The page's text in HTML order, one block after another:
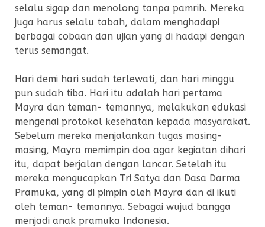
selalu sigap dan menolong tanpa pamrih. Mereka
juga harus selalu tabah, dalam menghadapi
berbagai cobaan dan ujian yang di hadapi dengan
terus semangat.
Hari demi hari sudah terlewati, dan hari minggu
pun sudah tiba. Hari itu adalah hari pertama
Mayra dan teman- temannya, melakukan edukasi
mengenai protokol kesehatan kepada masyarakat.
Sebelum mereka menjalankan tugas masing-
masing, Mayra memimpin doa agar kegiatan dihari
itu, dapat berjalan dengan lancar. Setelah itu
mereka mengucapkan Tri Satya dan Dasa Darma
Pramuka, yang di pimpin oleh Mayra dan di ikuti
oleh teman- temannya. Sebagai wujud bangga
menjadi anak pramuka Indonesia.